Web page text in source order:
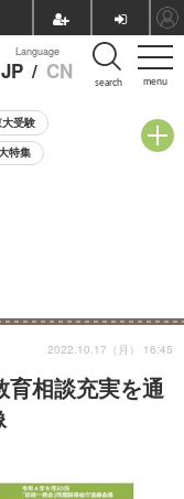
menu
Language
JP / CN search
大受験
特集
育相談充実を通
2022.10.17（月） 16:45